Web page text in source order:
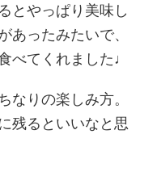
とやっぱり美味し
あったみたいで、
べてくれました♩
なりの楽しみ方。
残るといいなと思